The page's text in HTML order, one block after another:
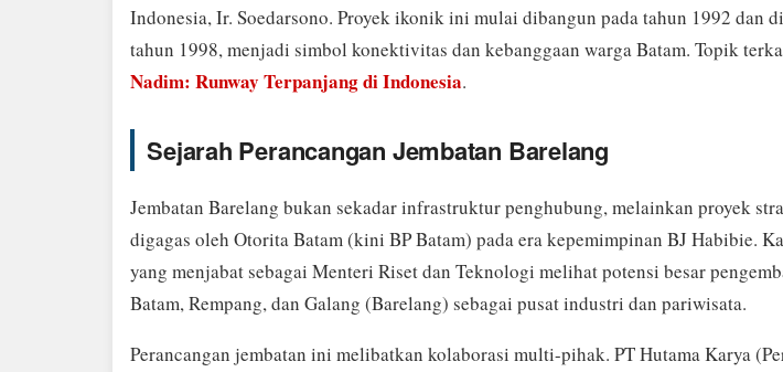
Indonesia, Ir. Soedarsono. Proyek ikonik ini mulai dibangun pada tahun 1992 dan
tahun 1998, menjadi simbol konektivitas dan kebanggaan warga Batam. Topik
Nadim: Runway Terpanjang di Indonesia.
Sejarah Perancangan Jembatan Barelang
Jembatan Barelang bukan sekadar infrastruktur penghubung, melainkan proyek
digagas oleh Otorita Batam (kini BP Batam) pada era kepemimpinan BJ Habibie.
yang menjabat sebagai Menteri Riset dan Teknologi melihat potensi besar
Batam, Rempang, dan Galang (Barelang) sebagai pusat industri dan pariwisata.
Perancangan jembatan ini melibatkan kolaborasi multi-pihak. PT Hutama Karya